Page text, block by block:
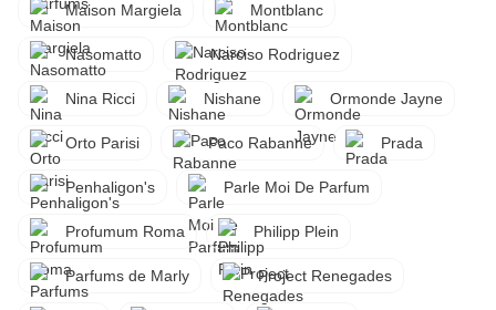
Maison Margiela Montblanc
Nasomatto Narciso Rodriguez
Nina Ricci Nishane Ormonde Jayne
Orto Parisi Paco Rabanne Prada
Penhaligon's Parle Moi De Parfum
Profumum Roma Philipp Plein
Parfums de Marly Project Renegades